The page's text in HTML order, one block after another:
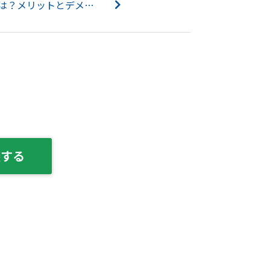
住宅ローンの収入合算とは？メリットとデメリットやペアローンとの違いもご紹介！...
る